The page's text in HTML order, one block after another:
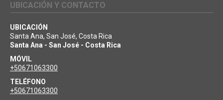
UBICACIÓN Y CONTACTO
UBICACIÓN
Santa Ana, San José, Costa Rica
Santa Ana - San José - Costa Rica
MÓVIL
+50671063300
TELÉFONO
+50671063300